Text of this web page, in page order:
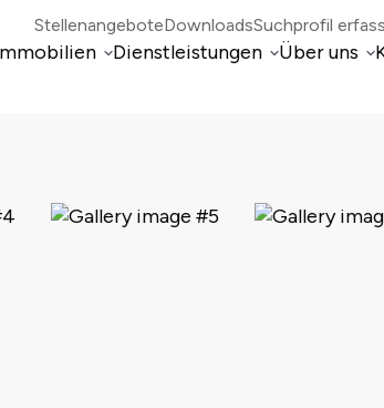
StellenangeboteDownloadsSuchprofil
di Mogno
Dienstleistungen Über uns
Nolli